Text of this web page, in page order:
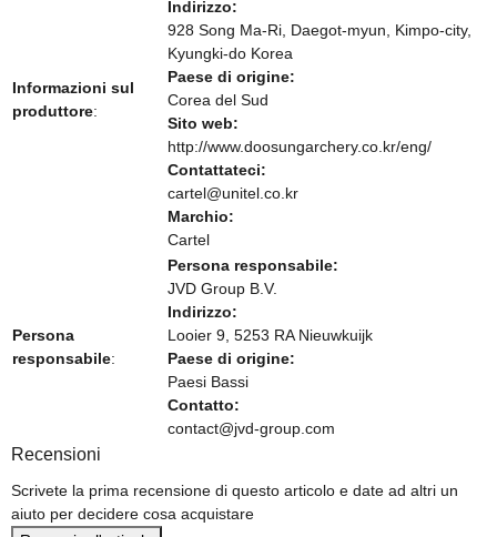
Informazioni sul
produttore:
Indirizzo:
928 Song Ma-Ri, Daegot-myun, Kimpo-city,
Kyungki-do Korea
Paese di origine:
Corea del Sud
Sito web:
http://www.doosungarchery.co.kr/eng/
Contattateci:
cartel@unitel.co.kr
Marchio:
Cartel
Persona
responsabile:
Persona responsabile:
JVD Group B.V.
Indirizzo:
Looier 9, 5253 RA Nieuwkuijk
Paese di origine:
Paesi Bassi
Contatto:
contact@jvd-group.com
Recensioni
Scrivete la prima recensione di questo articolo e date ad altri un
aiuto per decidere cosa acquistare